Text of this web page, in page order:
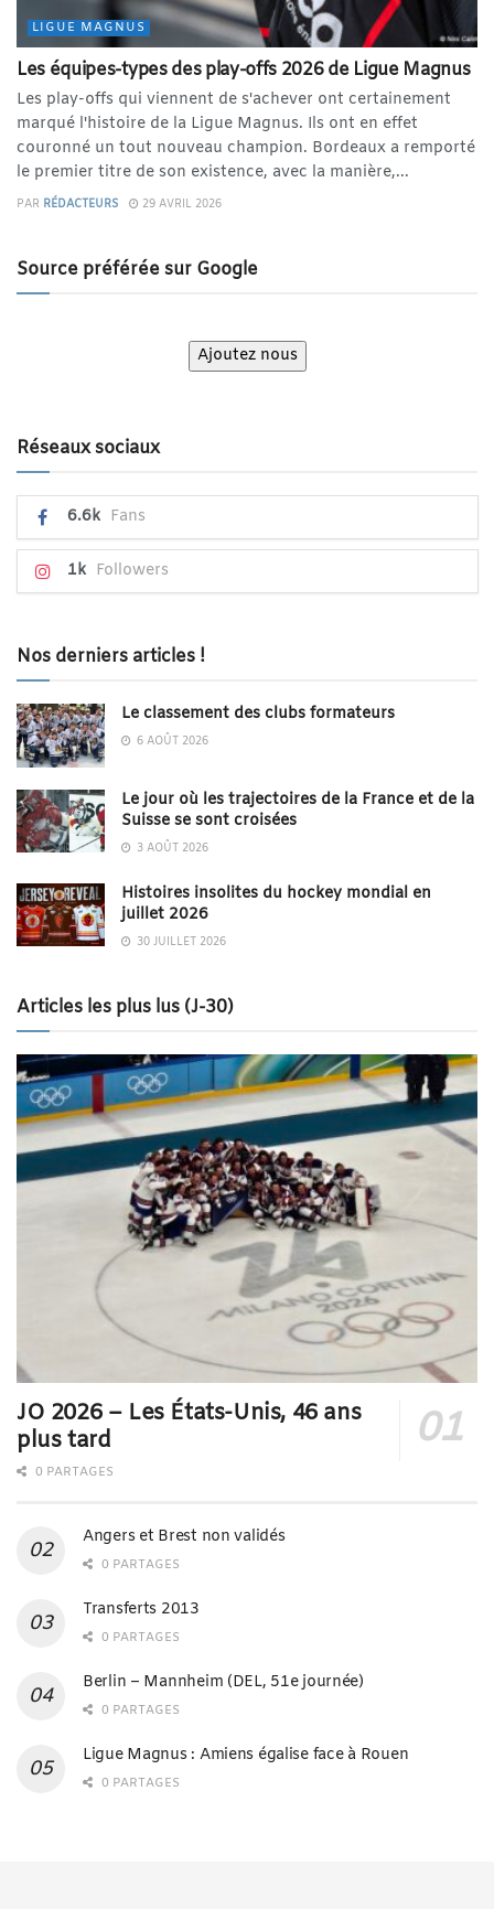
LIGUE MAGNUS
Les équipes-types des play-offs 2026 de Ligue Magnus
Les play-offs qui viennent de s'achever ont certainement
marqué l'histoire de la Ligue Magnus. Ils ont en effet
couronné un tout nouveau champion. Bordeaux a remporté
le premier titre de son existence, avec la manière,...
PAR RÉDACTEURS 29 AVRIL 2026
Source préférée sur Google
Ajoutez nous
Réseaux sociaux
6.6k Fans
1k Followers
Nos derniers articles !
Le classement des clubs formateurs
6 AOÛT 2026
Le jour où les trajectoires de la France et de la
Suisse se sont croisées
3 AOÛT 2026
Histoires insolites du hockey mondial en
juillet 2026
30 JUILLET 2026
Articles les plus lus (J-30)
JO 2026 – Les États-Unis, 46 ans
plus tard
0 PARTAGES
Angers et Brest non validés
0 PARTAGES
Transferts 2013
0 PARTAGES
Berlin – Mannheim (DEL, 51e journée)
0 PARTAGES
Ligue Magnus : Amiens égalise face à Rouen
0 PARTAGES